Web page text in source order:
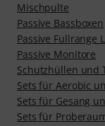
Mischpulte
Passive Bassboxen
Passive Fullrange
Passive Monitore
Schutzhüllen und
Sets für Aerobic
Sets für Gesang
Sets für